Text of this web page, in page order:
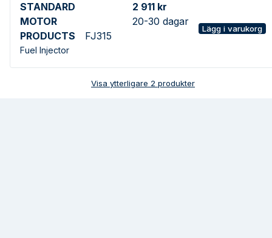
STANDARD
MOTOR
PRODUCTS
FJ315
Fuel Injector
2 911 kr
20-30 dagar
Lägg i varukorg
Visa ytterligare 2 produkter